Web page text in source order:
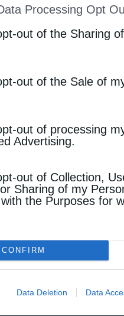
Downstream
Processing Opt
out of the Sharing
out of the Sale of
out of processing
Advertising.
out of Collection,
Sharing of my
the Purposes for
CONFIRM
Data Deletion Data